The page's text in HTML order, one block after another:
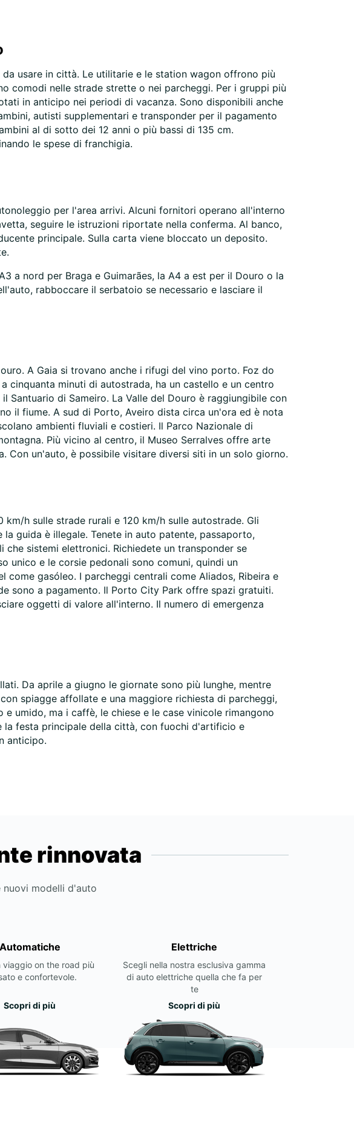
usare in città. Le utilitarie e le station wagon offrono più
comodi nelle strade strette o nei parcheggi. Per i gruppi più
in anticipo nei periodi di vacanza. Sono disponibili anche
autisti supplementari e transponder per il pagamento
al di sotto dei 12 anni o più bassi di 135 cm.
le spese di franchigia.
per l'area arrivi. Alcuni fornitori operano all'interno
seguire le istruzioni riportate nella conferma. Al banco,
principale. Sulla carta viene bloccato un deposito.
a nord per Braga e Guimarães, la A4 a est per il Douro o la
rabboccare il serbatoio se necessario e lasciare il
A Gaia si trovano anche i rifugi del vino porto. Foz do
cinquanta minuti di autostrada, ha un castello e un centro
Santuario di Sameiro. La Valle del Douro è raggiungibile con
il fiume. A sud di Porto, Aveiro dista circa un'ora ed è nota
ambienti fluviali e costieri. Il Parco Nazionale di
Più vicino al centro, il Museo Serralves offre arte
Con un'auto, è possibile visitare diversi siti in un solo giorno.
h sulle strade rurali e 120 km/h sulle autostrade. Gli
guida è illegale. Tenete in auto patente, passaporto,
sistemi elettronici. Richiedete un transponder se
unico e le corsie pedonali sono comuni, quindi un
gasóleo. I parcheggi centrali come Aliados, Ribeira e
sono a pagamento. Il Porto City Park offre spazi gratuiti.
oggetti di valore all'interno. Il numero di emergenza
Da aprile a giugno le giornate sono più lunghe, mentre
spiagge affollate e una maggiore richiesta di parcheggi,
umido, ma i caffè, le chiese e le case vinicole rimangono
la festa principale della città, con fuochi d'artificio e
anticipo.
rinnovata
nuovi modelli d'auto
Automatiche
viaggio on the road più
e confortevole.
Scopri di più
Elettriche
Scegli nella nostra esclusiva gamma
di auto elettriche quella che fa per
te
Scopri di più